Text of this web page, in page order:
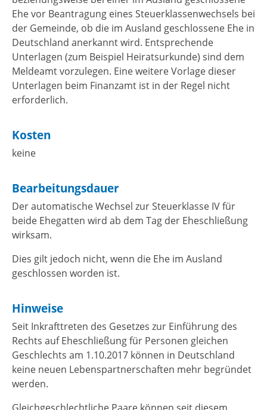
Ehe vor Beantragung eines Steuerklassenwechsels bei
der Gemeinde, ob die im Ausland geschlossene Ehe in
Deutschland anerkannt wird. Entsprechende
Unterlagen (zum Beispiel Heiratsurkunde) sind dem
Meldeamt vorzulegen. Eine weitere Vorlage dieser
Unterlagen beim Finanzamt ist in der Regel nicht
erforderlich.
Kosten
keine
Bearbeitungsdauer
Der automatische Wechsel zur Steuerklasse IV für
beide Ehegatten wird ab dem Tag der Eheschließung
wirksam.
Dies gilt jedoch nicht, wenn die Ehe im Ausland
geschlossen worden ist.
Hinweise
Seit Inkrafttreten des Gesetzes zur Einführung des
Rechts auf Eheschließung für Personen gleichen
Geschlechts am 1.10.2017 können in Deutschland
keine neuen Lebenspartnerschaften mehr begründet
werden.